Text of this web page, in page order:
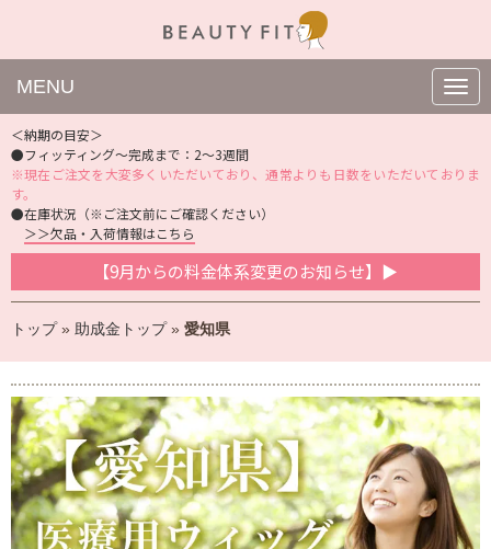
N
a
a
MENU
＜納期の目安＞
●フィッティング〜完成まで：2〜3週間
※現在ご注文を大変多くいただいており、通常よりも日数をいただいておりま
す。
●在庫状況（※ご注文前にご確認ください）
＞＞欠品・入荷情報はこちら
【9月からの料金体系変更のお知らせ】▶
トップ » 助成金トップ » 愛知県